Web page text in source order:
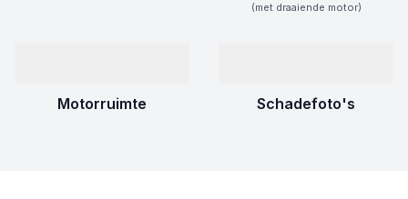
(met draaiende motor)
Motorruimte Schadefoto's